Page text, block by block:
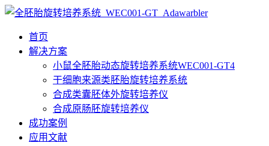
首页
解决方案
小鼠全胚胎动态旋转培养系统WEC001-GT4
干细胞来源类胚胎旋转培养系统
合成类囊胚体外旋转培养仪
合成原肠胚旋转培养仪
成功案例
应用文献